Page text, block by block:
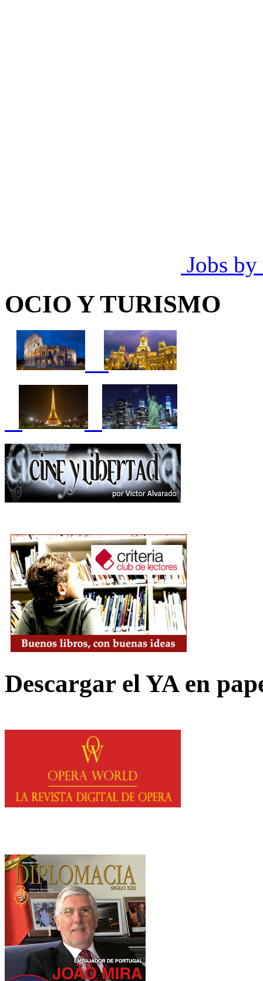
Jobs by
OCIO Y TURISMO
Descargar el YA en